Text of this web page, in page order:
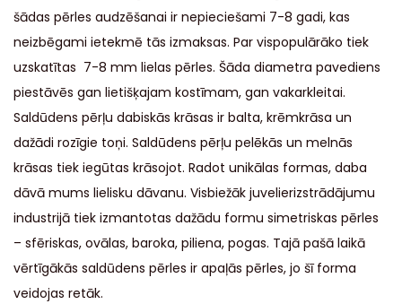
šādas pērles audzēšanai ir nepieciešami 7-8 gadi, kas
neizbēgami ietekmē tās izmaksas. Par vispopulārāko tiek
uzskatītas 7-8 mm lielas pērles. Šāda diametra pavediens
piestāvēs gan lietišķajam kostīmam, gan vakarkleitai.
Saldūdens pērļu dabiskās krāsas ir balta, krēmkrāsa un
dažādi rozīgie toņi. Saldūdens pērļu pelēkās un melnās
krāsas tiek iegūtas krāsojot. Radot unikālas formas, daba
dāvā mums lielisku dāvanu. Visbiežāk juvelierizstrādājumu
industrijā tiek izmantotas dažādu formu simetriskas pērles
– sfēriskas, ovālas, baroka, piliena, pogas. Tajā pašā laikā
vērtīgākās saldūdens pērles ir apaļās pērles, jo šī forma
veidojas retāk.